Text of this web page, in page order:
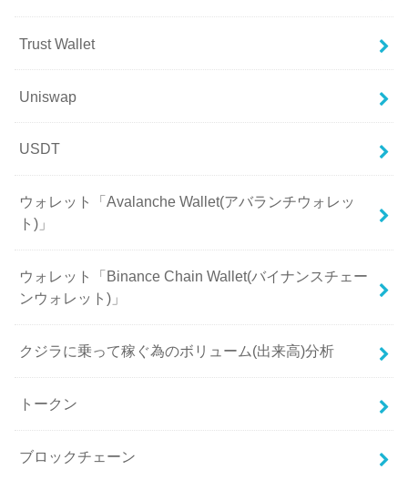
Trust Wallet
Uniswap
USDT
ウォレット「Avalanche Wallet(アバランチウォレッ
ト)」
ウォレット「Binance Chain Wallet(バイナンスチェー
ンウォレット)」
クジラに乗って稼ぐ為のボリューム(出来高)分析
トークン
ブロックチェーン